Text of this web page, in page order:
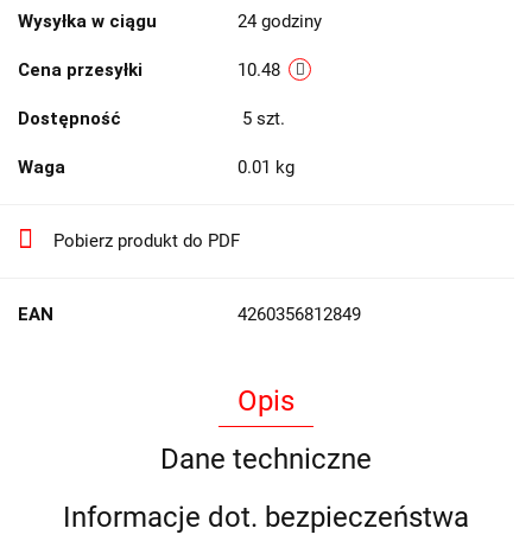
Wysyłka w ciągu 24 godziny
Cena przesyłki 10.48
Dostępność 5 szt.
Waga 0.01 kg
Pobierz produkt do PDF
EAN 4260356812849
Opis
Dane techniczne
Informacje dot. bezpieczeństwa